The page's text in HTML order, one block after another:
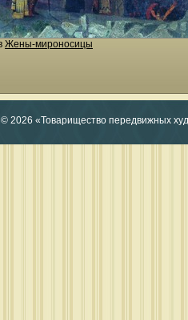
Жены-мироносицы
© 2026 «Товарищество передвижных